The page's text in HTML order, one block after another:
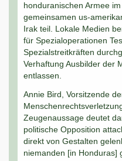
honduranischen Armee
gemeinsamen us-
Irak teil. Lokale Medien
für Spezialoperationen
Spezialstreitkräften
Verhaftung Ausbilder der
entlassen.
Annie Bird, Vorsitzende
Zeugenaussage deutet
politische Opposition
direkt von Gestalten
niemanden [in Honduras]